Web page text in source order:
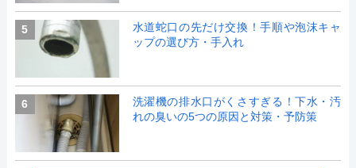
5
水道蛇口の先だけ交換！手順や泡沫キャ
ップの選び方・手入れ
6
洗濯機の排水口がくさすぎる！下水・汚
れの臭いの5つの原因と対策・予防策